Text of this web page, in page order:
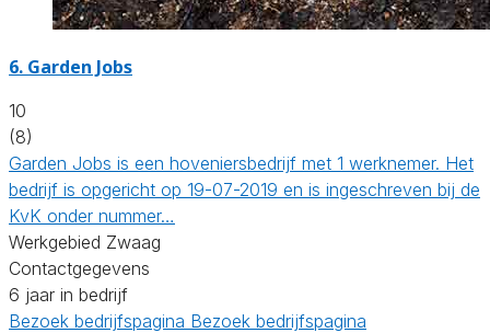
6. Garden Jobs
10
(8)
Garden Jobs is een hoveniersbedrijf met 1 werknemer. Het
bedrijf is opgericht op 19-07-2019 en is ingeschreven bij de
KvK onder nummer…
Werkgebied Zwaag
Contactgegevens
6 jaar in bedrijf
Bezoek bedrijfspagina Bezoek bedrijfspagina